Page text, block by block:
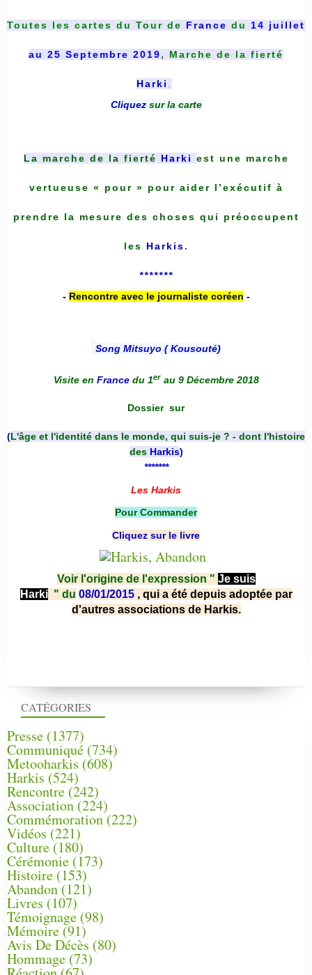
CATÉGORIES
Presse (1377)
Communiqué (734)
Metooharkis (608)
Harkis (524)
Rencontre (242)
Association (224)
Commémoration(222)
Vidéos (221)
Culture(180)
Cérémonie (173)
Histoire (153)
Abandon(121)
Livres (107)
Témoignage (98)
Mémoire (91)
Avis De Décès (80)
Hommage (73)
Toutes les cartes du Tour de France du 14 juillet
au 25 Septembre 2019, Marche de la fierté
Harki
Cliquez sur la carte
La marche de la fierté Harki est une marche
vertueuse « pour » pour aider l’exécutif à
prendre la mesure des choses qui préoccupent
les Harkis.
*******
- Rencontre avec le journaliste coréen -
Song Mitsuyo ( Kousouté)
Visite en France du 1er au 9 Décembre 2018
Dossier sur
(L'âge et l'identité dans le monde, qui suis-je ? - dont l'histoire
des Harkis)
*******
Les Harkis
Pour Commander
Cliquez sur le livre
Voir l'origine de l'expression " Je suis
Harki " du 08/01/2015 , qui a été depuis adoptée par
d'autres associations de Harkis.